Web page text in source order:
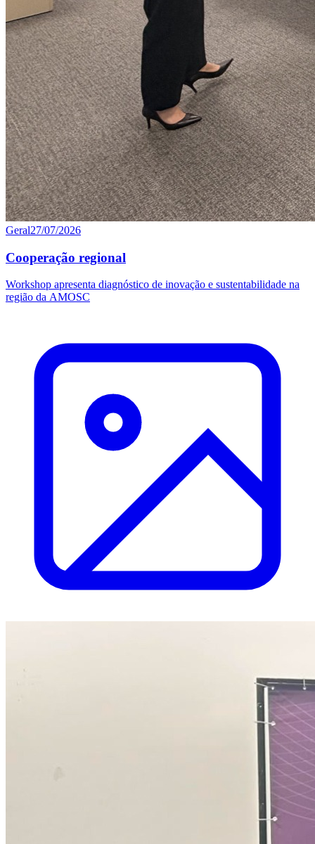
Geral27/07/2026
Cooperação regional
Workshop apresenta diagnóstico de inovação e sustentabilidade na
região da AMOSC